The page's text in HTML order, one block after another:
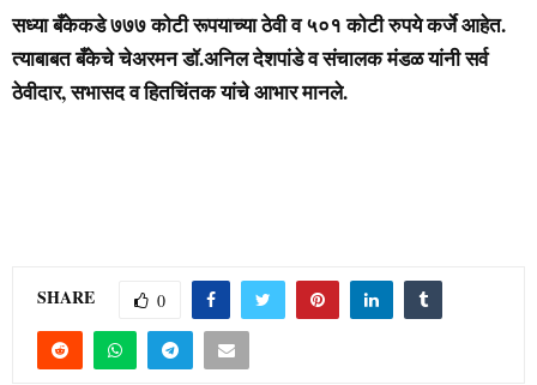
सध्या बँकेकडे ७७७ कोटी रूपयाच्या ठेवी व ५०१ कोटी रुपये कर्जे आहेत.
त्याबाबत बँकेचे चेअरमन डॉ.अनिल देशपांडे व संचालक मंडळ यांनी सर्व
ठेवीदार, सभासद व हितचिंतक यांचे आभार मानले.
SHARE 0